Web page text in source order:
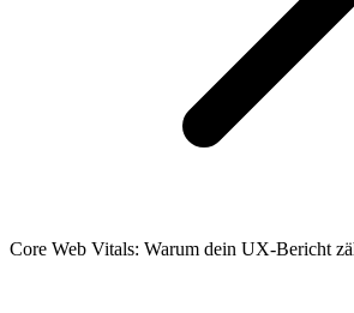
Core Web Vitals: Warum dein UX-Bericht